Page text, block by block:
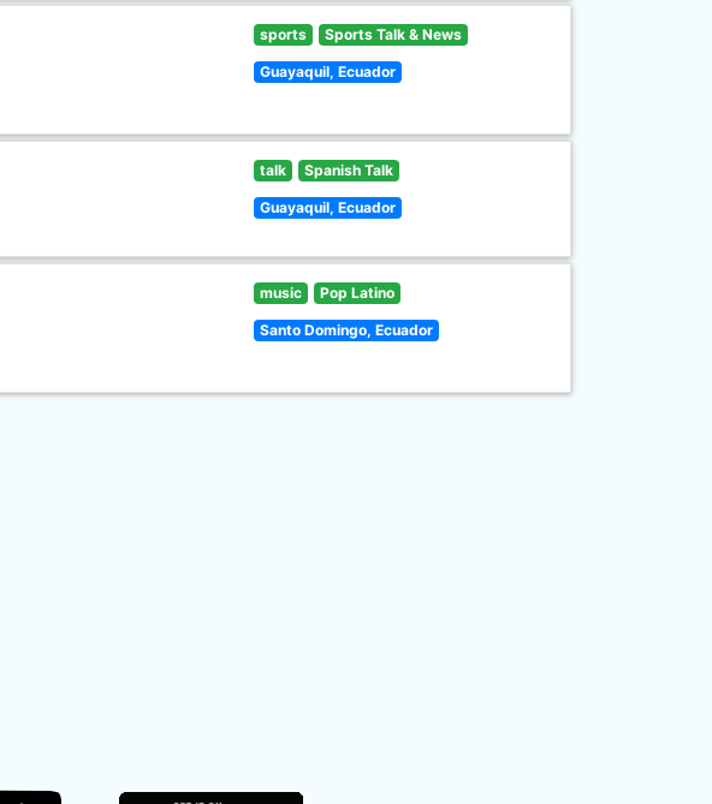
sports Sports Talk & News
Guayaquil, Ecuador
talk Spanish Talk
Guayaquil, Ecuador
music Pop Latino
Santo Domingo, Ecuador